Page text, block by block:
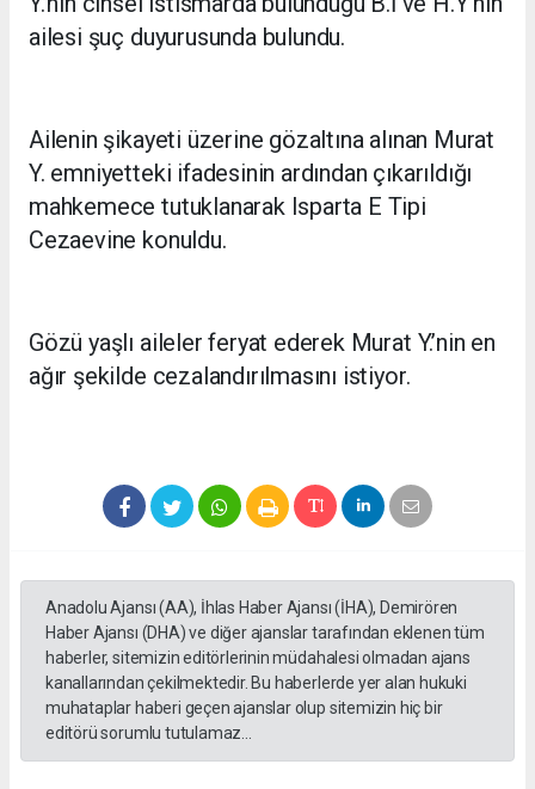
ailesi şuç duyurusunda bulundu.
Ailenin şikayeti üzerine gözaltına alınan Murat
Y. emniyetteki ifadesinin ardından çıkarıldığı
mahkemece tutuklanarak Isparta E Tipi
Cezaevine konuldu.
Gözü yaşlı aileler feryat ederek Murat Y.’nin en
ağır şekilde cezalandırılmasını istiyor.
Anadolu Ajansı (AA), İhlas Haber Ajansı (İHA), Demirören
Haber Ajansı (DHA) ve diğer ajanslar tarafından eklenen tüm
haberler, sitemizin editörlerinin müdahalesi olmadan ajans
kanallarından çekilmektedir. Bu haberlerde yer alan hukuki
muhataplar haberi geçen ajanslar olup sitemizin hiç bir
editörü sorumlu tutulamaz...